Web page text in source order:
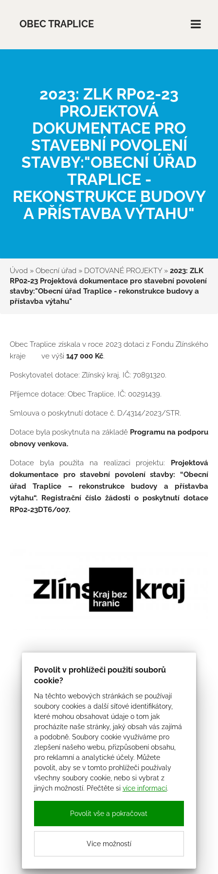
Povolit v prohlížeči použití souborů
cookie?
Na těchto webových stránkách se používají
soubory cookies a další síťové identifikátory,
které mohou obsahovat údaje o tom jak
procházíte naše stránky, jaký obsah vás zajímá
a podobně. Soubory cookie využíváme pro
zlepšení našeho webu, přizpůsobení obsahu,
pro reklamní a analytické účely. Můžete
povolit, aby se v tomto prohlížeči používaly
všechny soubory cookie, nebo si vybrat z
jiných možností. Přečtěte si více informací.
Povolit vše a pokračovat
Více možností
OBEC TRAPLICE
2023: ZLK RP02-23
PROJEKTOVÁ
DOKUMENTACE PRO
STAVEBNÍ POVOLENÍ
STAVBY:"OBECNÍ ÚŘAD
TRAPLICE -
REKONSTRUKCE BUDOVY
A PŘÍSTAVBA VÝTAHU"
Úvod » Obecní úřad » DOTOVANÉ PROJEKTY » 2023: ZLK
RP02-23 Projektová dokumentace pro stavební povolení
stavby:"Obecní úřad Traplice - rekonstrukce budovy a
přístavba výtahu"
Obec Traplice získala v roce 2023 dotaci z Fondu Zlínského
kraje ve výši 147 000 Kč.
Poskytovatel dotace: Zlínský kraj, IČ: 70891320.
Příjemce dotace: Obec Traplice, IČ: 00291439.
Smlouva o poskytnutí dotace č. D/4314/2023/STR.
Dotace byla poskytnuta na základě Programu na podporu
obnovy venkova.
Dotace byla použita na realizaci projektu: Projektová
dokumentace pro stavební povolení stavby: “Obecní
úřad Traplice – rekonstrukce budovy a přístavba
výtahu“. Registrační číslo žádosti o poskytnutí dotace
RP02-23DT6/007.